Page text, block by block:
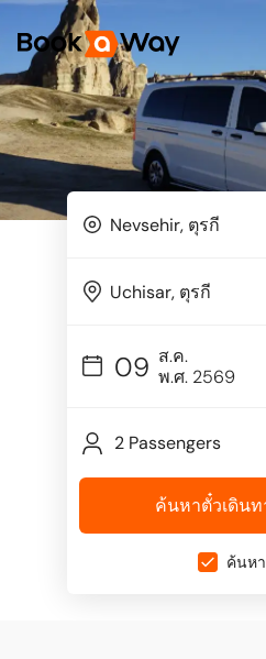
09 ส.ค.
พ.ศ. 2569
2 Passengers
ค้นหาตั๋วเดิน
ค้นห